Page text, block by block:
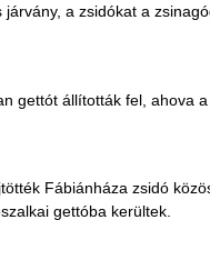
a zsidókat a
gettót állították fel, ahova
Fábiánháza zsidó
gettóba kerültek.